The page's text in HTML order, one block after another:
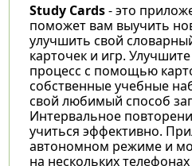
Study Cards- это
поможет вам выучить
улучшить свой
карточек и игр.
процесс с помощью
собственные учебные
свой любимый способ
Интервальное
учиться эффективно.
автономном режиме и
на нескольких